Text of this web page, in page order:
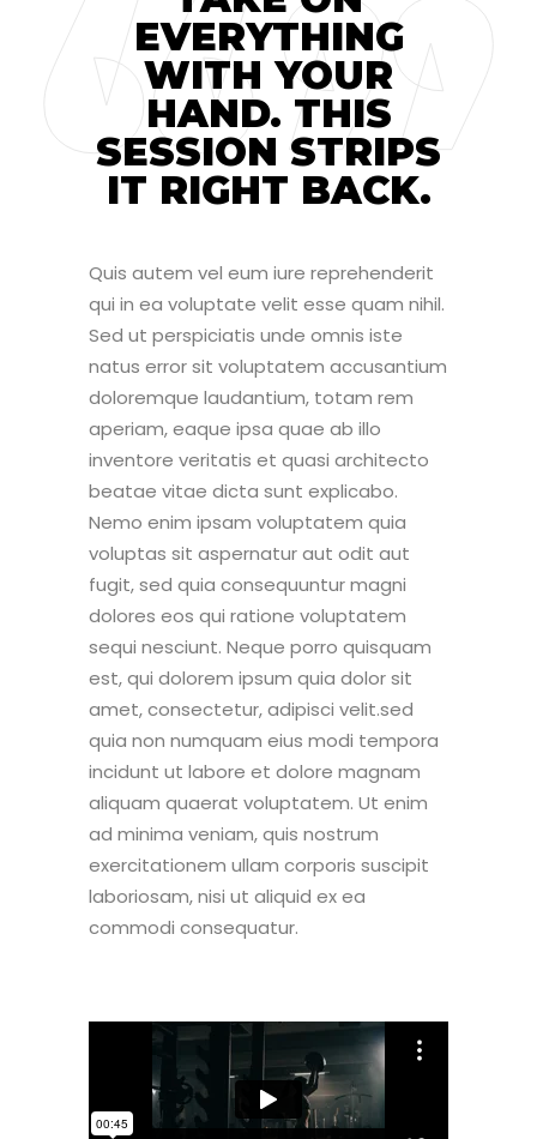
EVERYTHING
WITH YOUR
HAND. THIS
SESSION STRIPS
IT RIGHT BACK.
Quis autem vel eum iure reprehenderit
qui in ea voluptate velit esse quam nihil.
Sed ut perspiciatis unde omnis iste
natus error sit voluptatem accusantium
doloremque laudantium, totam rem
aperiam, eaque ipsa quae ab illo
inventore veritatis et quasi architecto
beatae vitae dicta sunt explicabo.
Nemo enim ipsam voluptatem quia
voluptas sit aspernatur aut odit aut
fugit, sed quia consequuntur magni
dolores eos qui ratione voluptatem
sequi nesciunt. Neque porro quisquam
est, qui dolorem ipsum quia dolor sit
amet, consectetur, adipisci velit.sed
quia non numquam eius modi tempora
incidunt ut labore et dolore magnam
aliquam quaerat voluptatem. Ut enim
ad minima veniam, quis nostrum
exercitationem ullam corporis suscipit
laboriosam, nisi ut aliquid ex ea
commodi consequatur.